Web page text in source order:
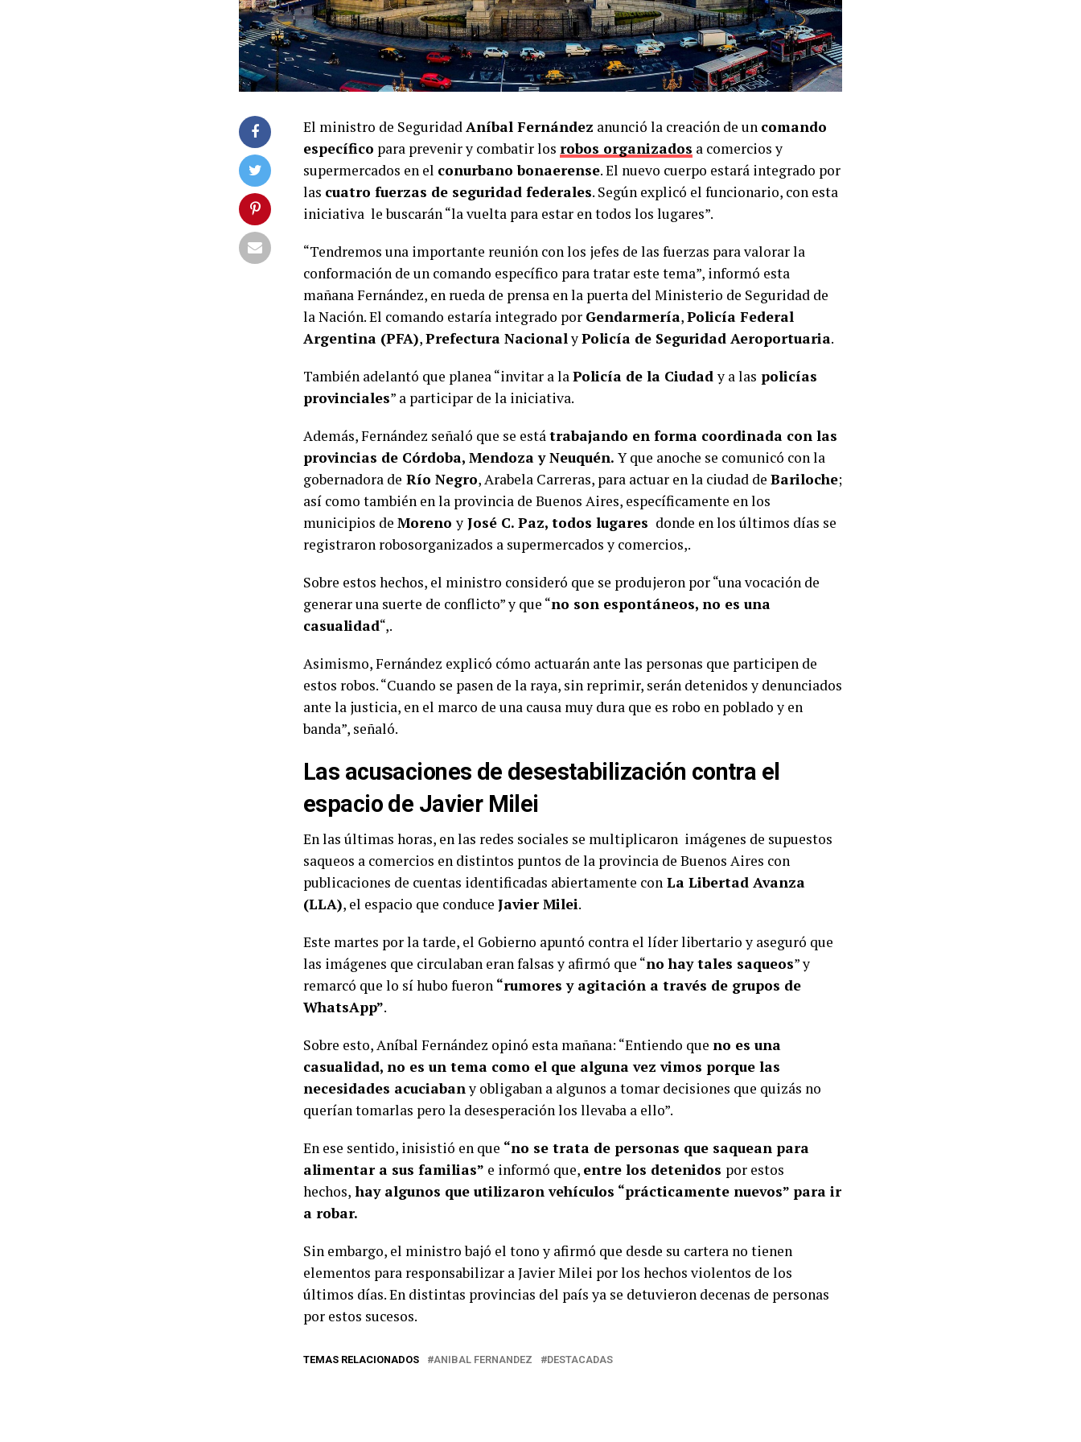
El ministro de SeguridadAníbal Fernández anunció la creación de un comando
específico para prevenir y combatir los robos organizados a comercios y
supermercados en el conurbano bonaerense. El nuevo cuerpo estará integrado por
las cuatro fuerzas de seguridad federales. Según explicó el funcionario, con esta
iniciativa le buscarán “la vuelta para estar en todos los lugares”.
“Tendremos una importante reunión con los jefes de las fuerzas para valorar la
conformación de un comando específico para tratar este tema”, informó esta
mañana Fernández, en rueda de prensa en la puerta del Ministerio de Seguridad de
la Nación. El comando estaría integrado por Gendarmería,Policía Federal
Argentina (PFA),Prefectura NacionalyPolicía de Seguridad Aeroportuaria.
También adelantó que planea “invitar a laPolicía de la Ciudady a las policías
provinciales” a participar de la iniciativa.
Además, Fernández señaló que se estátrabajando en forma coordinada con las
provincias de Córdoba, Mendoza y Neuquén. Y que anoche se comunicó con la
gobernadora de Río Negro, Arabela Carreras, para actuar en la ciudad de Bariloche;
así como también en la provincia de Buenos Aires, específicamente en los
municipios de Morenoy José C. Paz, todos lugares donde en los últimos días se
registraron robosorganizados a supermercados y comercios,.
Sobre estos hechos, el ministro consideró que se produjeron por “una vocación de
generar una suerte de conflicto” y que “no son espontáneos, no es una
casualidad“,.
Asimismo, Fernández explicó cómo actuarán ante las personas que participen de
estos robos. “Cuando se pasen de la raya, sin reprimir, serán detenidos y denunciados
ante la justicia, en el marco de una causa muy dura que es robo en poblado y en
banda”, señaló.
Las acusaciones de desestabilización contra el
espacio de Javier Milei
En las últimas horas, en las redes sociales se multiplicaron imágenes de supuestos
saqueos a comercios en distintos puntos de la provincia de Buenos Aires con
publicaciones de cuentas identificadas abiertamente con La Libertad Avanza
(LLA), el espacio que conduce Javier Milei.
Este martes por la tarde, el Gobierno apuntó contra el líder libertario y aseguró que
las imágenes que circulaban eran falsas y afirmó que “no hay tales saqueos” y
remarcó que lo sí hubo fueron “rumores y agitación a través de grupos de
WhatsApp”.
Sobre esto, Aníbal Fernández opinó esta mañana: “Entiendo que no es una
casualidad, no es un tema como el que alguna vez vimos porque las
necesidades acuciabany obligaban a algunos a tomar decisiones que quizás no
querían tomarlas pero la desesperación los llevaba a ello”.
En ese sentido, inisistió en que “no se trata de personas que saquean para
alimentar a sus familias” e informó que, entre los detenidos por estos
hechos, hay algunos que utilizaron vehículos “prácticamente nuevos” para ir
a robar.
Sin embargo, el ministro bajó el tono y afirmó que desde su cartera no tienen
elementos para responsabilizar a Javier Milei por los hechos violentos de los
últimos días. En distintas provincias del país ya se detuvieron decenas de personas
por estos sucesos.
TEMAS RELACIONADOS ANIBAL FERNANDEZ DESTACADAS